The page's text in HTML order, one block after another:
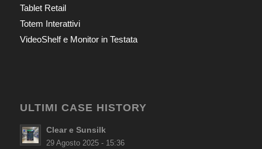
Tablet Retail
Totem Interattivi
VideoShelf e Monitor in Testata
ULTIMI CASE HISTORY
Clear e Sunsilk
29 Agosto 2025 - 15:36